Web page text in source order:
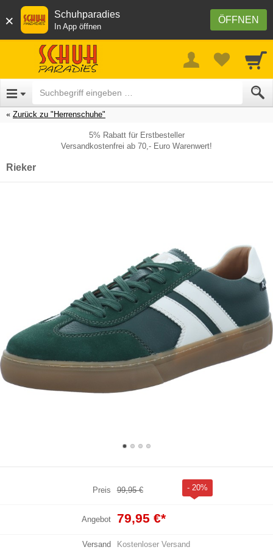
× ÖFFNEN
Schuhparadies
In App öffnen
Zurück zu "Herrenschuhe"
5% Rabatt für Erstbesteller
Versandkostenfrei ab 70,- Euro Warenwert!
Rieker
Preis 99,95 € - 20%
Angebot 79,95 €*
Versand Kostenloser Versand